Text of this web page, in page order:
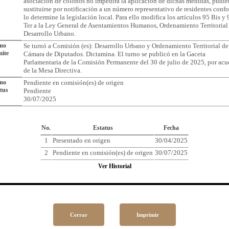
sustituirse por notificación a un número representativo de residentes
lo determine la legislación local. Para ello modifica los artículos 95 Bis y
Ter a la Ley General de Asentamientos Humanos, Ordenamiento
Desarrollo Urbano.
Se turnó a Comisión (es): Desarrollo Urbano y Ordenamiento Territorial de
Cámara de Diputados. Dictamina. El turno se publicó en la Gaceta
Parlamentaria de la Comisión Permanente del 30 de julio de 2025, por
de la Mesa Directiva.
Pendiente en comisión(es) de origen
Pendiente
30/07/2025
No. Estatus Fecha
1 Presentado en origen
30/04/2025
2
Pendiente en comisión(es) de origen 30/07/2025
Ver Historial
Cerrar Imprimir